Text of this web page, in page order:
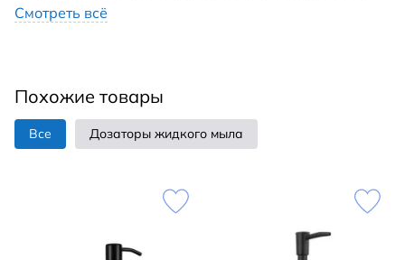
необходимо разбавлять его водой в пропорции 1:1.
смесителя. Оттенок и дизайн дозаторов идеально
сочетается с кухонными мойками и смесителями
OMOIKIRI.
Смотреть всё
Похожие товары
Все Дозаторы жидкого мыла